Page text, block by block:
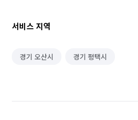
서비스 지역
경기 오산시 경기 평택시